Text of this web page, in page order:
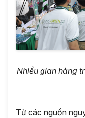
Nhiều gian hàng
Từ các nguồn